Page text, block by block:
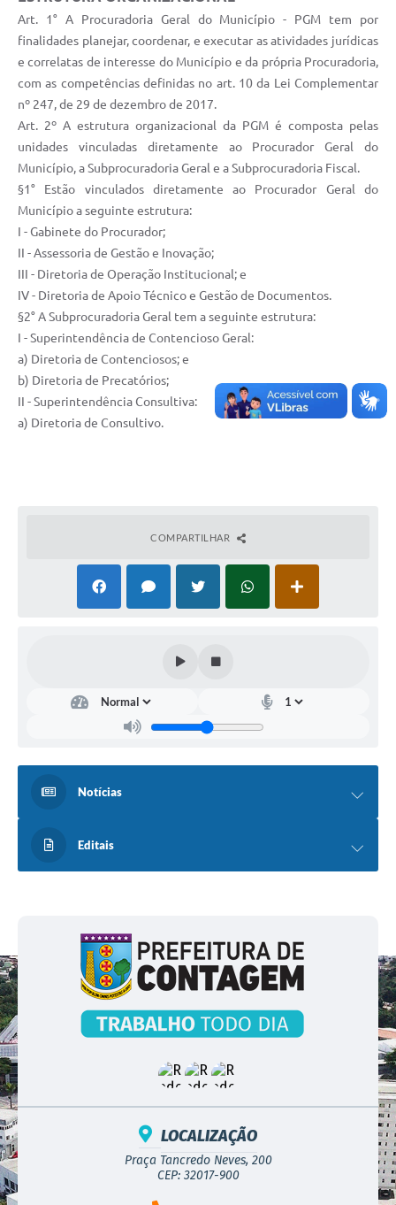
Art. 1° A Procuradoria Geral do Município - PGM tem por
finalidades planejar, coordenar, e executar as atividades jurídicas
e correlatas de interesse do Município e da própria Procuradoria,
com as competências definidas no art. 10 da Lei Complementar
nº 247, de 29 de dezembro de 2017.
Art. 2º A estrutura organizacional da PGM é composta pelas
unidades vinculadas diretamente ao Procurador Geral do
Município, a Subprocuradoria Geral e a Subprocuradoria Fiscal.
§1° Estão vinculados diretamente ao Procurador Geral do
Município a seguinte estrutura:
I - Gabinete do Procurador;
II - Assessoria de Gestão e Inovação;
III - Diretoria de Operação Institucional; e
IV - Diretoria de Apoio Técnico e Gestão de Documentos.
§2° A Subprocuradoria Geral tem a seguinte estrutura:
I - Superintendência de Contencioso Geral:
a) Diretoria de Contenciosos; e
b) Diretoria de Precatórios;
II - Superintendência Consultiva:
a) Diretoria de Consultivo.
COMPARTILHAR
Notícias
Editais
LOCALIZAÇÃO
Praça Tancredo Neves, 200
CEP: 32017-900